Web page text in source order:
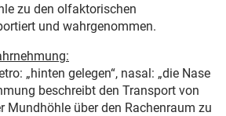
zu den olfaktorischen
und wahrgenommen.
„hinten gelegen“, nasal: „die Nase
beschreibt den Transport von
Mundhöhle über den Rachenraum zu